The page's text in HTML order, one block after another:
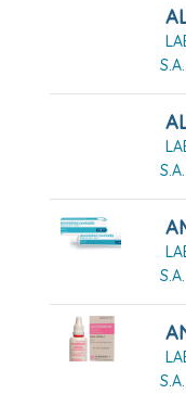
S.A.
S.A.
S.A.
S.A.